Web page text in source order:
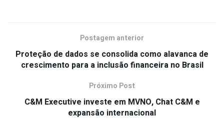
Postagem anterior
Proteção de dados se consolida como alavanca de
crescimento para a inclusão financeira no Brasil
Próximo Post
C&M Executive investe em MVNO, Chat C&M e
expansão internacional